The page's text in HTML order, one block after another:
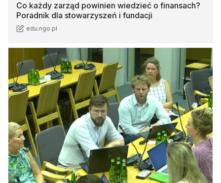
Co każdy zarząd powinien wiedzieć o finansach?
Poradnik dla stowarzyszeń i fundacji
edu.ngo.pl